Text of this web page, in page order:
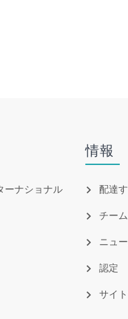
ーナショナル
情報
配達
チー
ニュ
認定
サイ